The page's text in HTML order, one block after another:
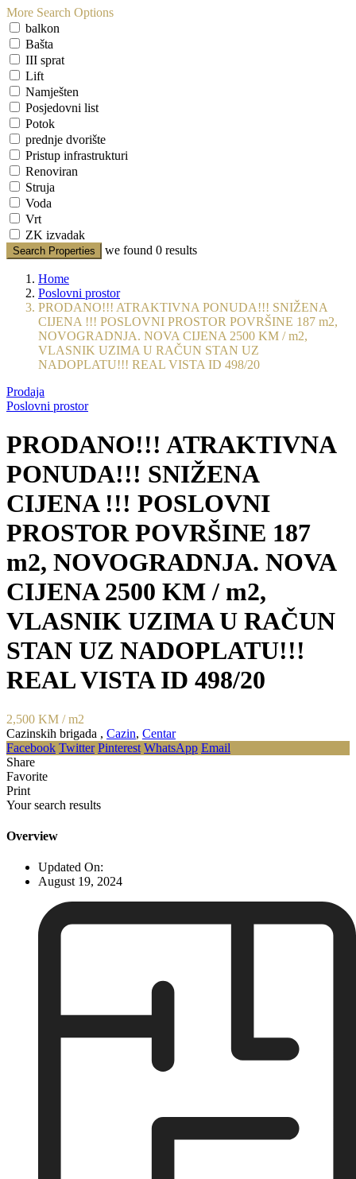
More Search Options
balkon
Bašta
III sprat
Lift
Namješten
Posjedovni list
Potok
prednje dvorište
Pristup infrastrukturi
Renoviran
Struja
Voda
Vrt
ZK izvadak
Search Properties we found 0 results
Home
Poslovni prostor
PRODANO!!! ATRAKTIVNA PONUDA!!! SNIŽENA
CIJENA !!! POSLOVNI PROSTOR POVRŠINE 187 m2,
NOVOGRADNJA. NOVA CIJENA 2500 KM / m2,
VLASNIK UZIMA U RAČUN STAN UZ
NADOPLATU!!! REAL VISTA ID 498/20
Prodaja
Poslovni prostor
PRODANO!!! ATRAKTIVNA
PONUDA!!! SNIŽENA
CIJENA !!! POSLOVNI
PROSTOR POVRŠINE 187
m2, NOVOGRADNJA. NOVA
CIJENA 2500 KM / m2,
VLASNIK UZIMA U RAČUN
STAN UZ NADOPLATU!!!
REAL VISTA ID 498/20
2,500 KM / m2
Cazinskih brigada , Cazin, Centar
Facebook Twitter Pinterest WhatsApp Email
Share
Favorite
Print
Your search results
Overview
Updated On:
August 19, 2024